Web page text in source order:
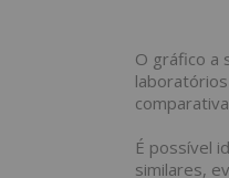
O gráfico a
É possível
similares,